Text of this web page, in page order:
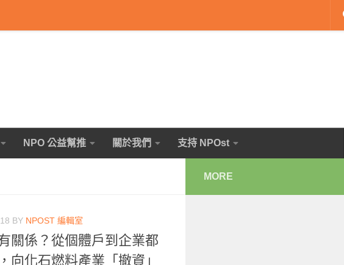
NPO 公益幫推 關於我們 支持 NPOst
BY NPOST 編輯室
關係？從個體戶到企業都
向化石燃料產業「撤資」
MORE